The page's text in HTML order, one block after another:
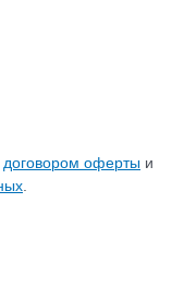
договором оферты и
.